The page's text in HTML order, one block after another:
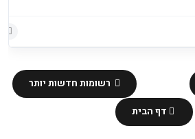
רשומות חדשות יותר
דף הבית